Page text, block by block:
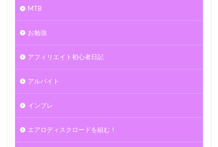
MTB
お勉強
アフィリエイト初心者日記
アルバイト
インプレ
エアロディスクロードを組む！